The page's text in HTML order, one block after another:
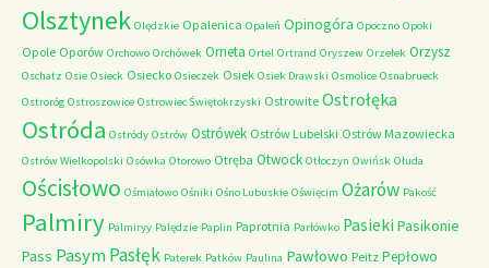
Olsztynek Olędzkie Opalenica Opaleń Opinogóra Opoczno Opoki
Opole Oporów Orchowo Orchówek Orneta Ortel Ortrand Oryszew Orzełek Orzysz
Oschatz Osie Osieck Osiecko Osieczek Osiek Osiek Drawski Osmolice Osnabrueck
Ostroróg Ostroszowice Ostrowiec Świętokrzyski Ostrowite Ostrołęka
Ostróda Ostródy Ostrów Ostrówek Ostrów Lubelski Ostrów Mazowiecka
Ostrów Wielkopolski Osówka Otorowo Otręba Otwock Otłoczyn Owińsk Ołuda
Ościsłowo Ośmiałowo Ośniki Ośno Lubuskie Oświęcim Ożarów Pakość
Palmiry Palmiryy Palędzie Paplin Paprotnia Parłówko Pasieki Pasikonie
Pass PasymPasłęk Paterek Patków Paulina Pawłowo Peitz Pepłowo